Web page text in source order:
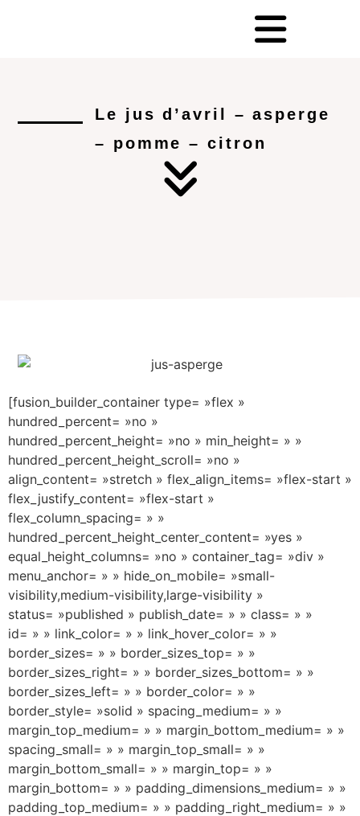
Le jus d’avril – asperge
– pomme – citron
[fusion_builder_container type= »flex »
hundred_percent= »no »
hundred_percent_height= »no » min_height= » »
hundred_percent_height_scroll= »no »
align_content= »stretch » flex_align_items= »flex-start »
flex_justify_content= »flex-start »
flex_column_spacing= » »
hundred_percent_height_center_content= »yes »
equal_height_columns= »no » container_tag= »div »
menu_anchor= » » hide_on_mobile= »small-
visibility,medium-visibility,large-visibility »
status= »published » publish_date= » » class= » »
id= » » link_color= » » link_hover_color= » »
border_sizes= » » border_sizes_top= » »
border_sizes_right= » » border_sizes_bottom= » »
border_sizes_left= » » border_color= » »
border_style= »solid » spacing_medium= » »
margin_top_medium= » » margin_bottom_medium= » »
spacing_small= » » margin_top_small= » »
margin_bottom_small= » » margin_top= » »
margin_bottom= » » padding_dimensions_medium= » »
padding_top_medium= » » padding_right_medium= » »